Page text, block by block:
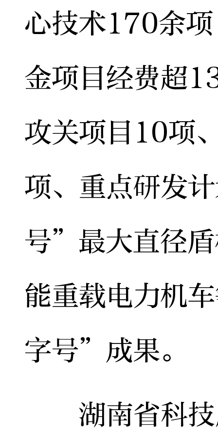
心技术170余
金项目经费超
攻关项目10项
项、重点研发
号”最大直径
能重载电力机
字号”成果。
湖南省科技